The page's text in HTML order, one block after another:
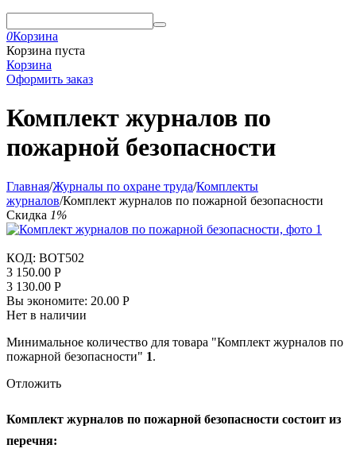
0Корзина
Корзина пуста
Корзина
Оформить заказ
Комплект журналов по
пожарной безопасности
Главная/Журналы по охране труда/Комплекты
журналов/Комплект журналов по пожарной безопасности
Скидка 1%
КОД: BOT502
3 150.00 Р
3 130.00 Р
Вы экономите: 20.00 Р
Нет в наличии
Минимальное количество для товара "Комплект журналов по
пожарной безопасности" 1.
Отложить
Комплект журналов по пожарной безопасности состоит из
перечня: